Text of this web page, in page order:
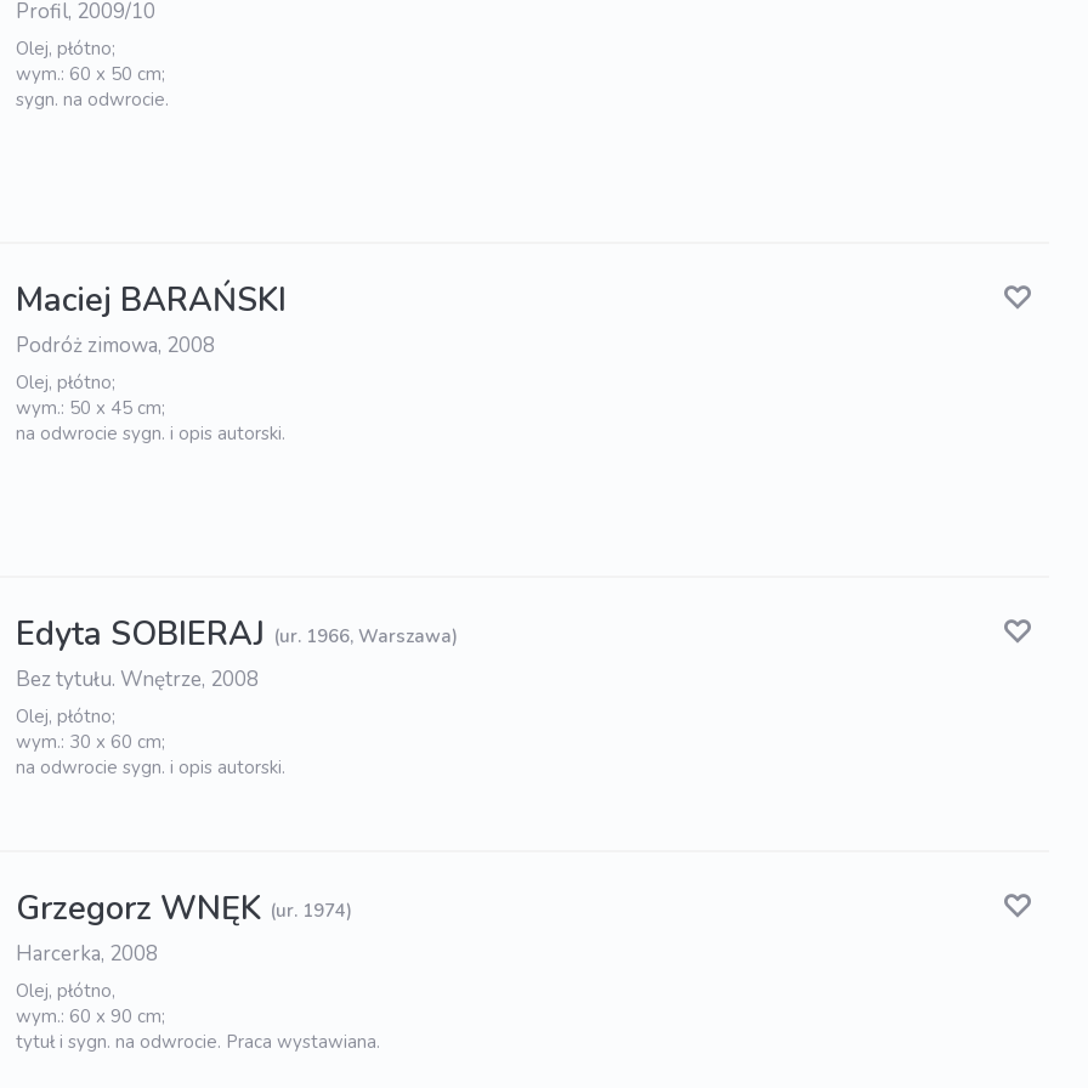
Profil, 2009/10
Olej, płótno;
wym.: 60 x 50 cm;
sygn. na odwrocie.
Maciej BARAŃSKI
Podróż zimowa, 2008
Olej, płótno;
wym.: 50 x 45 cm;
na odwrocie sygn. i opis autorski.
Edyta SOBIERAJ (ur. 1966, Warszawa)
Bez tytułu. Wnętrze, 2008
Olej, płótno;
wym.: 30 x 60 cm;
na odwrocie sygn. i opis autorski.
Grzegorz WNĘK (ur. 1974)
Harcerka, 2008
Olej, płótno,
wym.: 60 x 90 cm;
tytuł i sygn. na odwrocie. Praca wystawiana.